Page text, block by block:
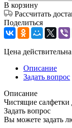
В корзину
Рассчитать
Поделиться
Цена
Описание
Задать вопрос
Описание
Чистящие
Задать вопрос
Вы можете задать